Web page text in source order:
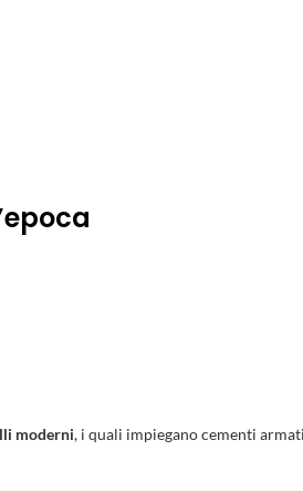
moderni, i quali impiegano cementi